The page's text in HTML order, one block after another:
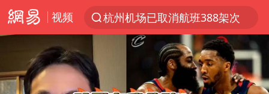
视频
杭州机场已取消航班388架次
上半年我国经营主体结构持续优化
广西公开征集涉黑涉恶犯罪线索
白海豚将给京津冀带来大暴雨